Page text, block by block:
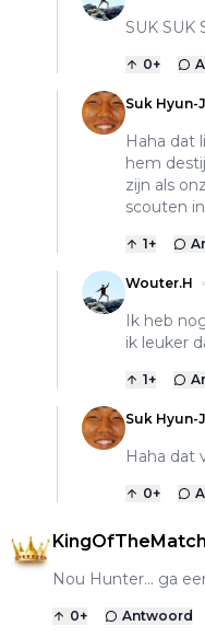
SUK SUK
0+
Suk Hyun-
Haha dat
hem
zijn als
scouten
1+
Wouter.H
Ik heb
ik leuker
1+
Suk Hyun-
Haha dat
0+
KingOfTheMatch
Nou Hunter... ga
0+ Antwoord